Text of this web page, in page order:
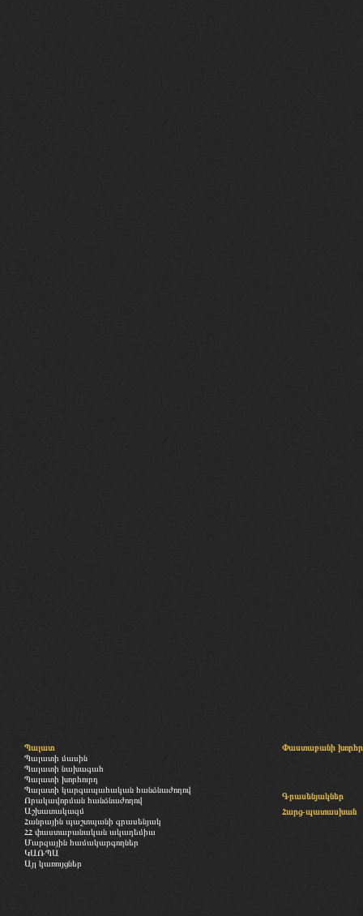
Պալատ
Պալատի մասին
Պալատի նախագահ
Պալատի խորհուրդ
Պալատի կարգապահական հանձնաժողով
Որակավորման հանձնաժողով
Աշխատակազմ
Հանրային պաշտպանի գրասենյակ
ՀՀ փաստաբանական ակադեմիա
Մարզային համակարգողներ
ԿԱՌՊԱ
Այլ կառույցներ
Փաստաբանի
Գրասենյակներ
Հարց-պատասխան